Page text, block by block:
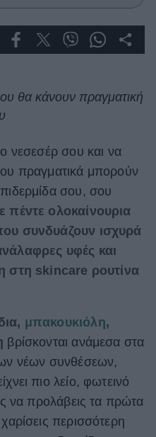
θα κάνουν πραγματική
νεσεσέρ σου και να
πραγματικά μπορούν
σου, σου
πέντε ολοκαίνουρια
συνδυάζουν ισχυρά
υφές και
στη skincare ρουτίνα
μπακουκιόλη,
βρίσκονται ανάμεσα στα
νέων συνθέσεων,
πιο λείο, φωτεινό
να προλάβεις τα πρώτα
περισσότερη